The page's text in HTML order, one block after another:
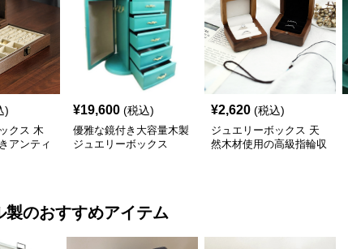
)
クス 木
アンティ
¥19,600 (税込)
優雅な鏡付き大容量木製
ジュエリーボックス
¥2,620 (税込)
ジュエリーボックス 天
然木材使用の高級指輪収
製のおすすめアイテム